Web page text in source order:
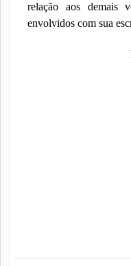
relação aos demais
envolvidos com sua